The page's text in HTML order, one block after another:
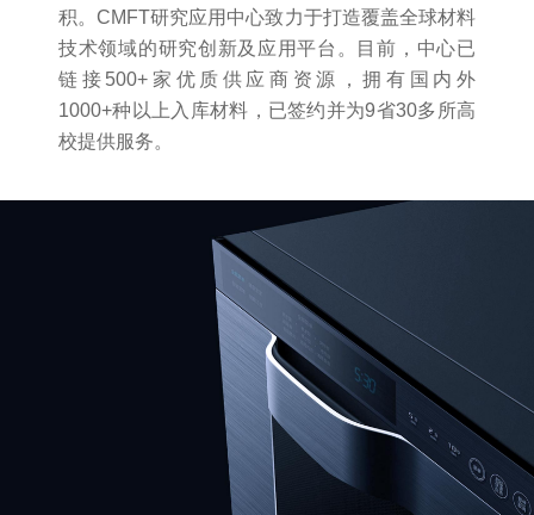
积。CMFT研究应用中心致力于打造覆盖全球材料
技术领域的研究创新及应用平台。目前，中心已
链接500+家优质供应商资源，拥有国内外
1000+种以上入库材料，已签约并为9省30多所高
校提供服务。